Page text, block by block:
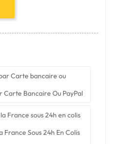
Carte Bancaire Ou PayPal
France Sous 24h En Colis